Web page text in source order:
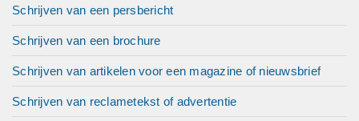
Schrijven van een persbericht
Schrijven van een brochure
Schrijven van artikelen voor een magazine of nieuwsbrief
Schrijven van reclametekst of advertentie